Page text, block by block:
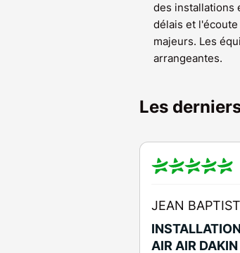
des installations
délais et
majeurs. Les
arrangeantes.
Les
JEAN
AIR AIR